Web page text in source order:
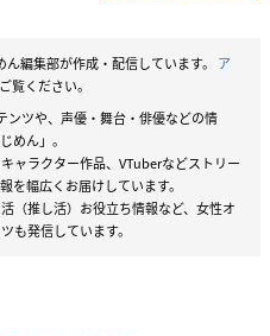
ん編集部が作成・配信しています。 ア
覧ください。
ンツや、声優・舞台・俳優などの情
めん」。
ャラクター作品、VTuberなどストリー
を幅広くお届けしています。
（推し活）お役立ち情報など、女性オ
も発信しています。